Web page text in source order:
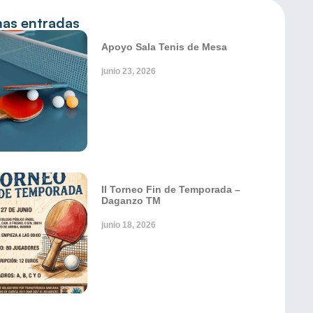
entradas
Apoyo Sala Tenis de Mesa
junio 23, 2026
II Torneo Fin de Temporada –
Daganzo TM
junio 18, 2026